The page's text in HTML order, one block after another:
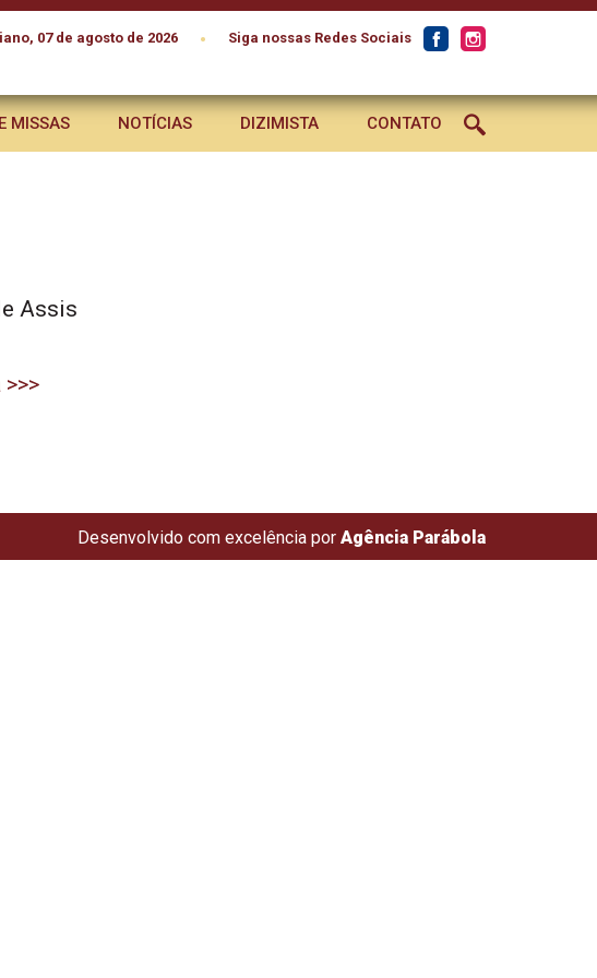
07 de agosto de 2026 • Siga nossas Redes Sociais
MISSAS NOTÍCIAS DIZIMISTA CONTATO
Assis
Desenvolvido com excelência por Agência Parábola